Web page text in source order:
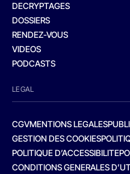
DECRYPTAGES
DOSSIERS
RENDEZ-VOUS
VIDEOS
PODCASTS
LEGAL
CGVMENTIONS LEGALES
GESTION DES COOKIES
POLITIQUE D’ACCESSIBILITE
CONDITIONS GENERALES